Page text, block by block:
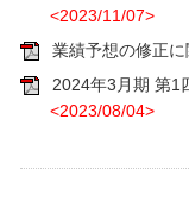
<2023/11/07>
業績予想の修正
2024年3月期 第1
<2023/08/04>